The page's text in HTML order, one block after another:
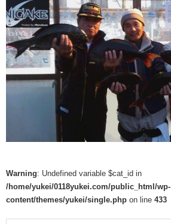
Warning: Undefined variable $cat_id in
/home/yukei/0118yukei.com/public_html/wp-
content/themes/yukei/single.php on line 433